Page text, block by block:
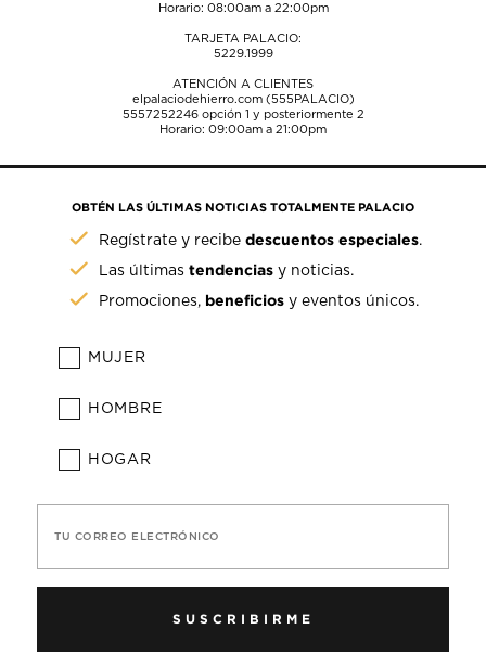
Horario: 08:00am a 22:00pm
TARJETA PALACIO:
5229.1999
ATENCIÓN A CLIENTES
elpalaciodehierro.com (555PALACIO)
5557252246opción 1 y posteriormente 2
Horario: 09:00am a 21:00pm
OBTÉN LAS ÚLTIMAS NOTICIAS TOTALMENTE PALACIO
Regístrate y recibedescuentos especiales.
Las últimastendencias y noticias.
Promociones, beneficios y eventos únicos.
MUJER
HOMBRE
HOGAR
TU CORREO ELECTRÓNICO
SUSCRIBIRME